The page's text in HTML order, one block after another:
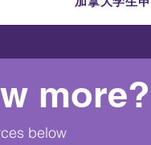
more?
below